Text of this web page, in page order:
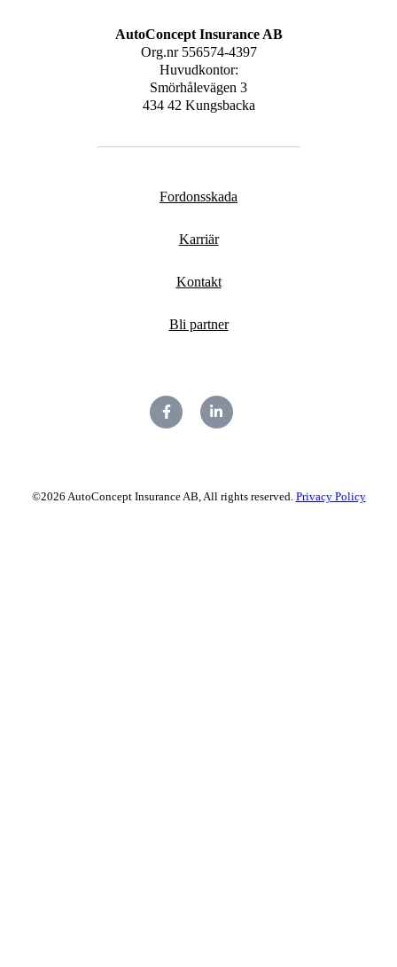
Fordonsskada
Karriär
Kontakt
Bli partner
AutoConcept Insurance AB
Org.nr 556574-4397
Huvudkontor:
Smörhålevägen 3
434 42 Kungsbacka
©2026 AutoConcept Insurance AB, All rights reserved. Privacy Policy